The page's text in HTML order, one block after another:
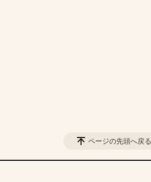
ページの先頭へ戻る